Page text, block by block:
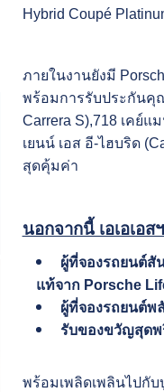
Hybrid Coupé
ภายในงานยังมี
พร้อมการรับประกันคุณ
Carrera S),718 เคย์แ
เยนน์ เอส อี-ไฮบริด
สุดคุ้มค่า
นอกจากนี้ เอเอเอ
ผู้ที่จองรถยนต์สั
แท้จาก Porsche
ผู้ที่จองรถยนต์พ
รับของขวัญสุดพ
พร้อมเพลิดเพลินไปกับ